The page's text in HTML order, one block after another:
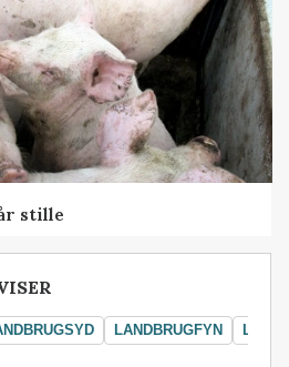
stille
LANDBRUGFYN